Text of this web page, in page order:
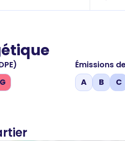
G
Émissions
A
B C